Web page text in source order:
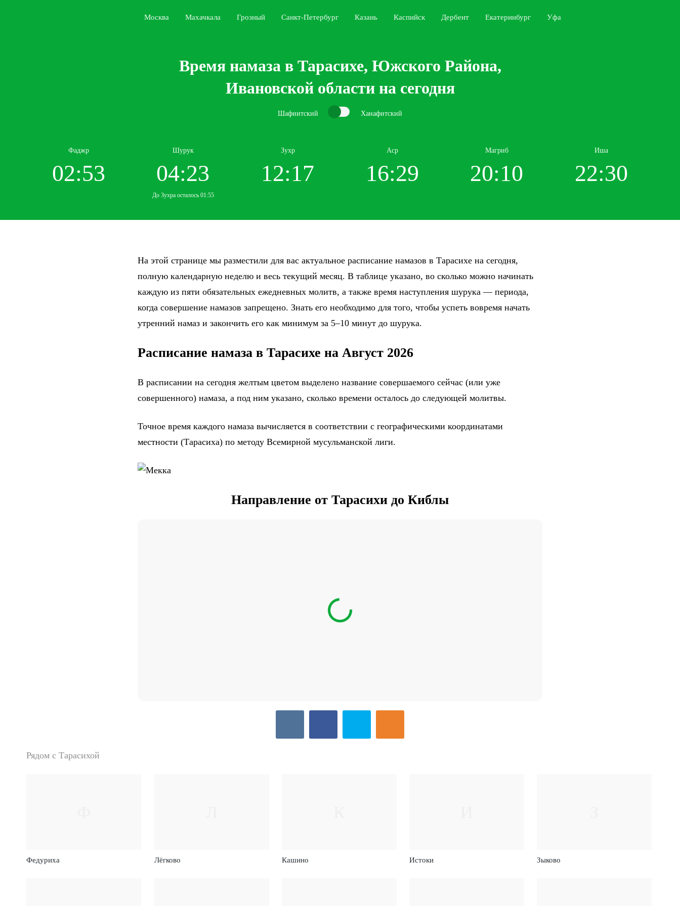
Москва Махачкала Грозный Санкт-Петербург Казань Каспийск Дербент Екатеринбург Уфа
Время намаза в Тарасихе, Южского Района,
Ивановской области на сегодня
Шафиитский Ханафитский
Фаджр
02:53
Шурук
04:23
До Зухра осталось 01:55
Зухр
12:17
Аср
16:29
Магриб
20:10
Иша
22:30
На этой странице мы разместили для вас актуальное расписание намазов в Тарасихе на сегодня,
полную календарную неделю и весь текущий месяц. В таблице указано, во сколько можно начинать
каждую из пяти обязательных ежедневных молитв, а также время наступления шурука — периода,
когда совершение намазов запрещено. Знать его необходимо для того, чтобы успеть вовремя начать
утренний намаз и закончить его как минимум за 5–10 минут до шурука.
Расписание намаза в Тарасихе на Август 2026
В расписании на сегодня желтым цветом выделено название совершаемого сейчас (или уже
совершенного) намаза, а под ним указано, сколько времени осталось до следующей молитвы.
Точное время каждого намаза вычисляется в соответствии с географическими координатами
местности (Тарасиха) по методу Всемирной мусульманской лиги.
Направление от Тарасихи до Киблы
Рядом с Тарасихой
Федуриха Лёгково Кашино Истоки Зыково